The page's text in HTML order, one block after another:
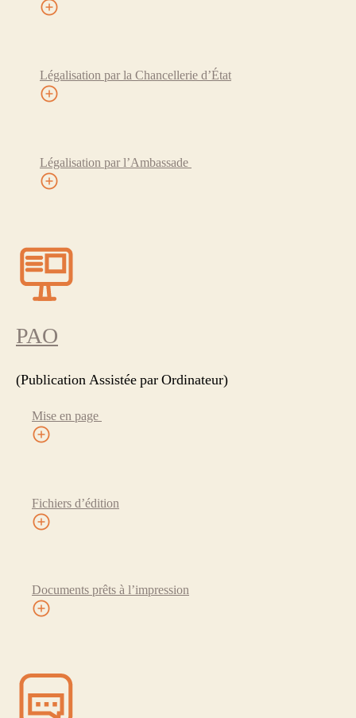
Légalisation par la Chancellerie d’État
Légalisation par l’Ambassade
PAO
(Publication Assistée par Ordinateur)
Mise en page
Fichiers d’édition
Documents prêts à l’impression